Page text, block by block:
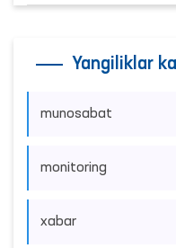
Yangiliklar
munosabat
monitoring
xabar